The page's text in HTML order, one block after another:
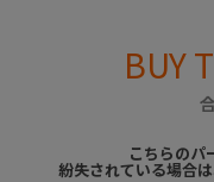
BUY
こちらのパ
紛失されている場合